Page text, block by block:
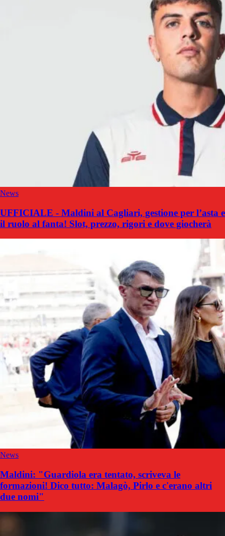
News
UFFICIALE - Maldini al Cagliari, gestione per l’asta e
il ruolo al fanta! Slot, prezzo, rigori e dove giocherà
News
Maldini: "Guardiola era tentato, scriveva le
formazioni! Dico tutto: Malagò, Pirlo e c'erano altri
due nomi"